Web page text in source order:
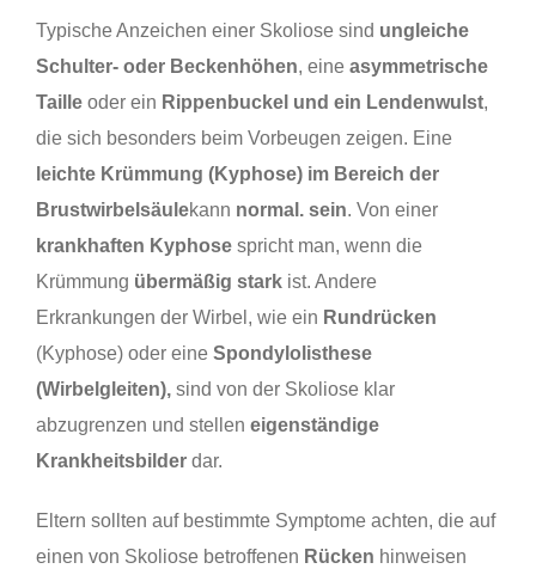
Typische Anzeichen einer Skoliose sind ungleiche
Schulter- oder Beckenhöhen, eine asymmetrische
Taille oder ein Rippenbuckel und ein Lendenwulst,
die sich besonders beim Vorbeugen zeigen. Eine
leichte Krümmung (Kyphose) im Bereich der
Brustwirbelsäulekann normal. sein. Von einer
krankhaften Kyphose spricht man, wenn die
Krümmung übermäßig stark ist. Andere
Erkrankungen der Wirbel, wie ein Rundrücken
(Kyphose) oder eine Spondylolisthese
(Wirbelgleiten), sind von der Skoliose klar
abzugrenzen und stellen eigenständige
Krankheitsbilder dar.
Eltern sollten auf bestimmte Symptome achten, die auf
einen von Skoliose betroffenen Rücken hinweisen